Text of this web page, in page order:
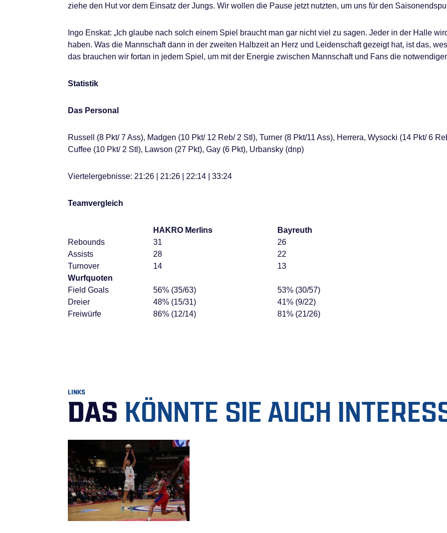
ziehe den Hut vor dem Einsatz der Jungs. Wir wollen die Pause jetzt nutzten, um uns für den
Ingo Enskat: „Ich glaube nach solch einem Spiel braucht man gar nicht viel zu sagen. Jeder in der Halle
haben. Was die Mannschaft dann in der zweiten Halbzeit an Herz und Leidenschaft gezeigt hat, ist das,
das brauchen wir fortan in jedem Spiel, um mit der Energie zwischen Mannschaft und Fans die
Statistik
Das Personal
Russell (8 Pkt/ 7 Ass), Madgen (10 Pkt/ 12 Reb/ 2 Stl), Turner (8 Pkt/11 Ass), Herrera, Wysocki (14 Pkt/ 6
Cuffee (10 Pkt/ 2 Stl), Lawson (27 Pkt), Gay (6 Pkt), Urbansky (dnp)
Viertelergebnisse: 21:26 | 21:26 | 22:14 | 33:24
Teamvergleich
HAKRO Merlins
Bayreuth
Rebounds
31
26
Assists
28
22
Turnover
14
13
Wurfquoten
Field Goals
56% (35/63)
53% (30/57)
Dreier
48% (15/31)
41% (9/22)
Freiwürfe
86% (12/14) 81% (21/26)
LINKS
DAS KÖNNTE SIE AUCH